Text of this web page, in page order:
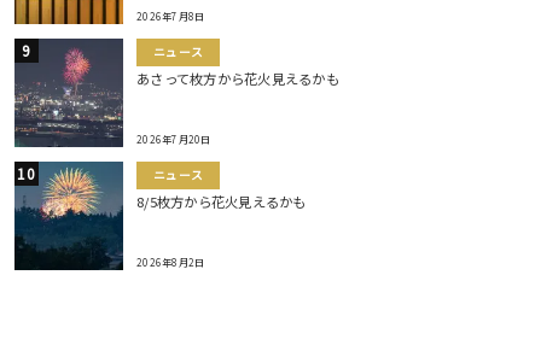
2026年7月8日
ニュース
あさって枚方から花火見えるかも
2026年7月20日
ニュース
8/5枚方から花火見えるかも
2026年8月2日